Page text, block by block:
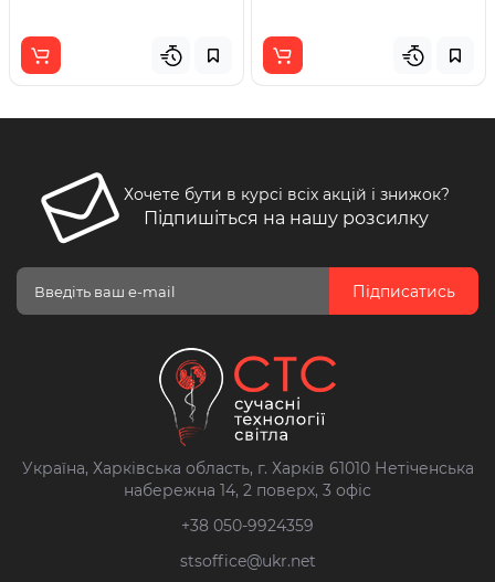
Хочете бути в курсі всіх акцій і знижок?
Підпишіться на нашу розсилку
Підписатись
Україна, Харківська область, г. Харків 61010 Нетіченська
набережна 14, 2 поверх, 3 офіс
+38 050-9924359
stsoffice@ukr.net